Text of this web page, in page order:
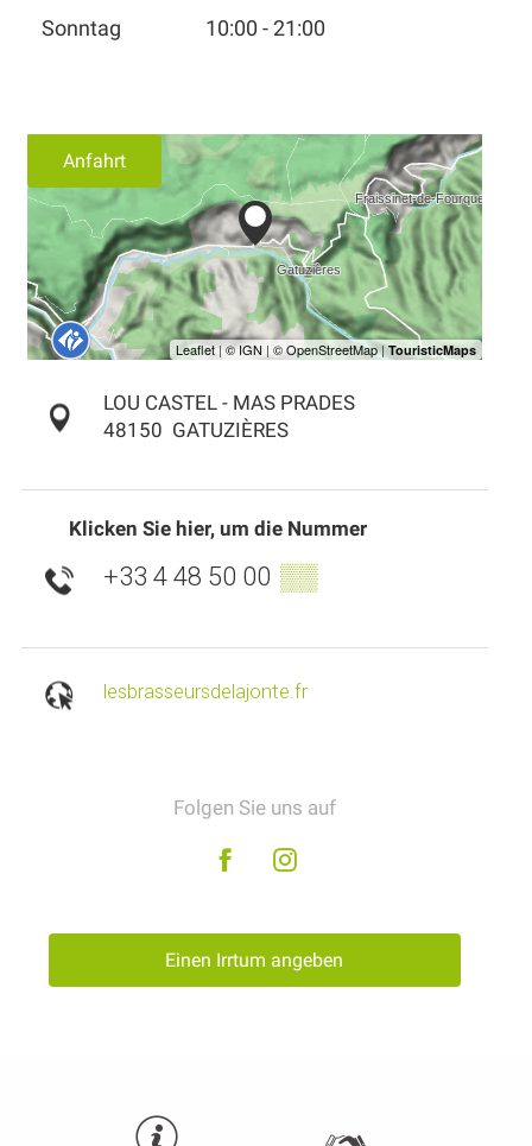
Sonntag 10:00 - 21:00
Anfahrt
LOU CASTEL - MAS PRADES
48150 GATUZIÈRES
Klicken Sie hier, um die Nummer
+33 4 48 50 00 ▒▒
lesbrasseursdelajonte.fr
Folgen Sie uns auf
Einen Irrtum angeben